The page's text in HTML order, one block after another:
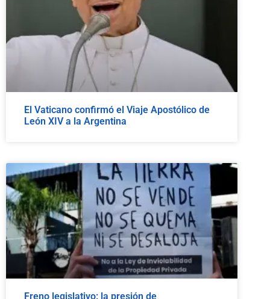
El Vaticano confirmó el Viaje Apostólico de
León XIV a la Argentina
Freno legislativo: la presión de